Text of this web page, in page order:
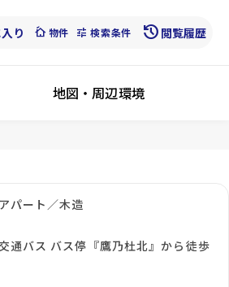
り cottage物件 tune 検索条件 history 閲覧履歴
地図・周辺環境
パート／木造
通バス バス停『鷹乃杜北』から徒歩